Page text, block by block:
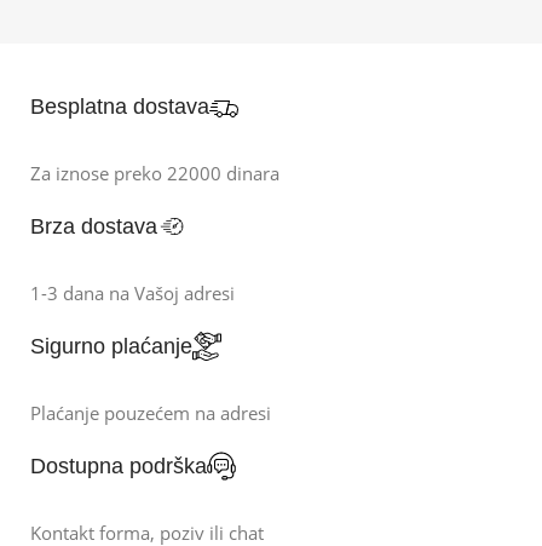
Besplatna dostava
Za iznose preko 22000 dinara
Brza dostava
1-3 dana na Vašoj adresi
Sigurno plaćanje
Plaćanje pouzećem na adresi
Dostupna podrška
Kontakt forma, poziv ili chat